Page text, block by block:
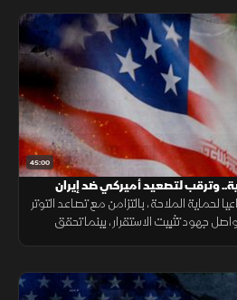
45:00
وترقب لتصعيد أميركي ضد إيران
لحماية الملاحة، بالتزامن مع تصاعد التوتر
جهود تثبيت الاستقرار، بينما تحقق